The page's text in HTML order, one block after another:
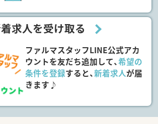
求人を受け取る
ファルマスタッフLINE公式アカ
ウントを友だち追加して、希望の
条件を登録すると、新着求人が届
きます♪